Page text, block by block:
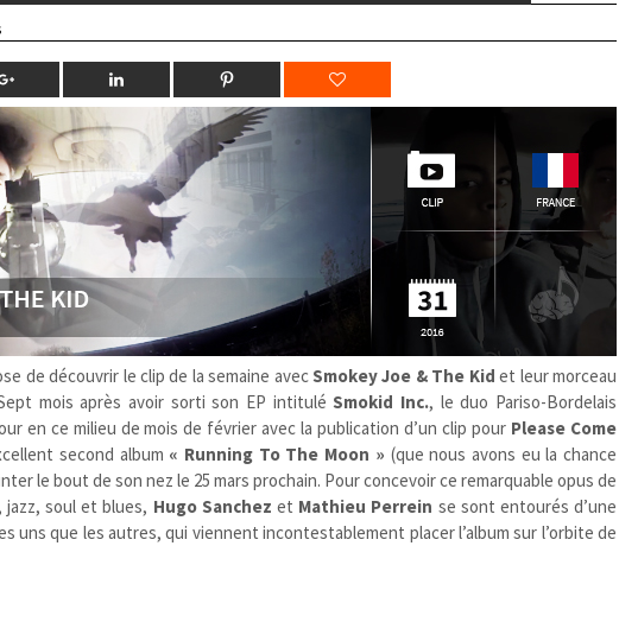
de découvrir le clip de la semaine avecSmokey Joe & The Kidet leur morceau
mois après avoir sorti son EP intituléSmokid Inc., le duo Pariso-Bordelais
en ce milieu de mois de février avec la publication d’un clip pour Please Come
second album « Running To The Moon » (que nous avons eu la chance
le bout de son nez le 25 mars prochain. Pour concevoir ce remarquable opus de
jazz, soul et blues, Hugo Sanchez et Mathieu Perrein se sont entourés d’une
uns que les autres, qui viennent incontestablement placer l’album sur l’orbite de